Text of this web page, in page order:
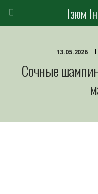
Ізюм
13.05.2026
Сочные